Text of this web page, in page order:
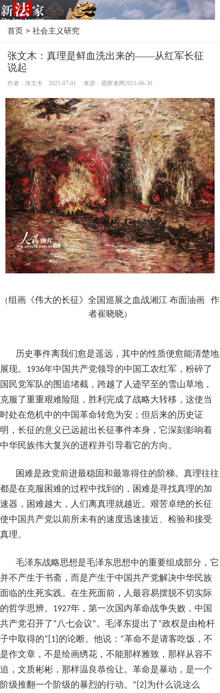
首页 > 社会主义研究
张文木：真理是鲜血洗出来的——从红军长征
说起
作者：张文木 2021-07-01 来源：观察者网2021-06-30
（组画《伟大的长征》全国巡 展之血战湘江 布面油画
作
者崔晓晓）
历史事件离我们愈是遥远，其中的性质便愈能清楚地
展现。1936年中国共产党领导的中国工农红军，粉碎了
国民党军队的围追堵截，跨越了人迹罕至的雪山草地，
克服了重重艰难险阻，胜利完成了战略大转移，这使当
时处在危机中的中国革命转危为安；但后来的历史证
明，长征的意义已远超出长征事件本身，它深刻影响着
中华民族伟大复兴的进程并引导着它的方向。
困难是政党前进最稳固和最靠得住的阶梯。真理往往
都是在克服困难的过程中找到的，困难是寻找真理的加
速器，困难越大，人们离真理就越近。艰苦卓绝的长征
使中国共产党以前所未有的速度迅速接近、检验和接受
真理。
毛泽东战略思想是毛泽东思想中的重要组成部分，它
并不产生于书斋，而是产生于中国共产党解决中华民族
面临的生死实践。在生死面前，人最容易摆脱不切实际
的哲学思辨。1927年，第一次国内革命战争失败，中国
共产党召开了“八七会议”。毛泽东提出了“政权是由枪杆
子中取得的”[1]的论断。他说：“革命不是请客吃饭，不
是作文章，不是绘画绣花，不能那样雅致，那样从容不
迫，文质彬彬，那样温良恭俭让。革命是暴动，是一个
阶级推翻一个阶级的暴烈的行动。”[2]为什么说这么